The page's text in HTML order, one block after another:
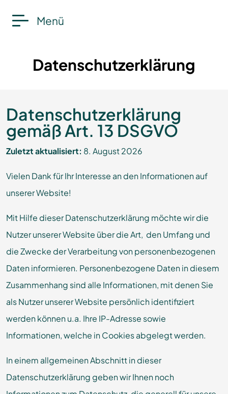
Menü
Datenschutzerklärung
Datenschutzerklärung
gemäß Art. 13 DSGVO
Zuletzt aktualisiert: 8. August 2026
Vielen Dank für Ihr Interesse an den Informationen auf
unserer Website!
Mit Hilfe dieser Datenschutzerklärung möchte wir die
Nutzer unserer Website über die Art, den Umfang und
die Zwecke der Verarbeitung von personenbezogenen
Daten informieren. Personenbezogene Daten in diesem
Zusammenhang sind alle Informationen, mit denen Sie
als Nutzer unserer Website persönlich identifiziert
werden können u.a. Ihre IP-Adresse sowie
Informationen, welche in Cookies abgelegt werden.
In einem allgemeinen Abschnitt in dieser
Datenschutzerklärung geben wir Ihnen noch